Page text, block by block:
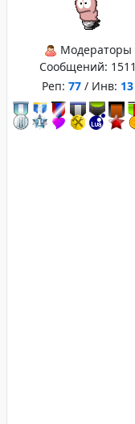
Модераторы
Сообщений: 1511
Реп: 77 / Инв: 13